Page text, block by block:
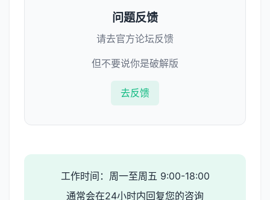
问题反馈
请去官方论坛反馈
但不要说你是破解版
去反馈
工作时间：周一至周五 9:00-18:00
通常会在24小时内回复您的咨询